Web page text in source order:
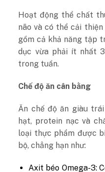
Hoạt động thể chất
não và có thể cải
gồm cả khả năng tập
dục vừa phải ít nhất
trong tuần.
Chế độ ăn cân bằng
Ăn chế độ ăn giàu
hạt, protein nạc và
loại thực phẩm được
bộ, chẳng hạn như:
Axit béo Omega-3: